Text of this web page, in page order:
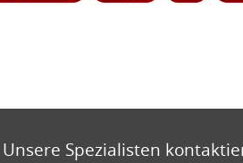
Unsere Spezialisten